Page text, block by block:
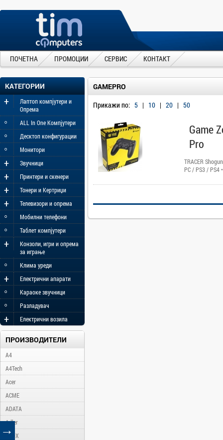
ПОЧЕТНА ПРОМОЦИИ СЕРВИС КОНТАКТ
КАТЕГОРИИ
Лаптоп компјутери и
Опрема
+
ALL In One Компјутери
◦
Десктоп конфигурации
◦
Монитори
◦
Звучници
+
Принтери и скенери
+
Тонери и Кертриџи
+
Телевизори и опрема
+
Мобилни телефони
◦
Таблет компјутери
◦
Конзоли, игри и опрема
за играње
+
Клима уреди
◦
Електрични апарати
+
Караоке звучници
◦
Разладувач
◦
Електрични возила
+
ПРОИЗВОДИТЕЛИ
A4
A4Tech
Acer
ACME
ADATA
Adler
AFOX
GAMEPRO
Прикажи по: 5 | 10 | 20 | 50
Game
Pro
TRACER
PC / PS3 / PS4
buttons. •
→